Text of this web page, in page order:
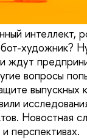
интеллект,
художник?
ждут
вопросы
выпускных
Новостная
перспективах.